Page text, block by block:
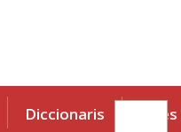
Diccionaris Eines